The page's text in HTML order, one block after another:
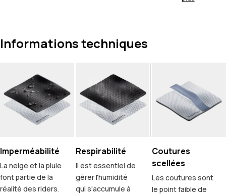
Informations techniques
Imperméabilité
La neige et la pluie
font partie de la
réalité des riders.
Respirabilité
Il est essentiel de
gérer l'humidité
qui s'accumule à
Coutures
scellées
Les coutures sont
le point faible de